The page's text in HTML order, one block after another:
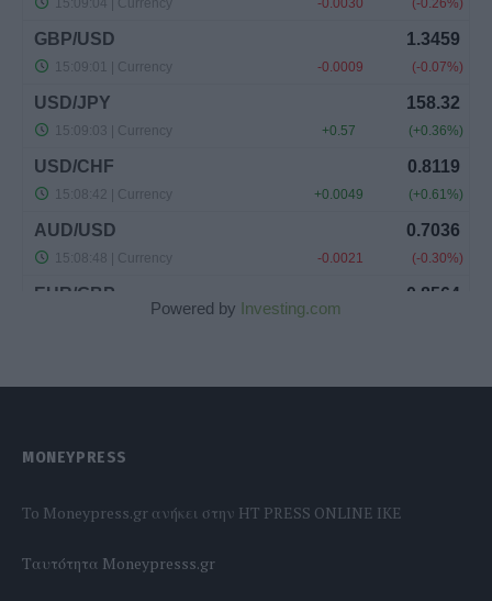
Powered by Investing.com
MONEYPRESS
To Moneypress.gr ανήκει στην HT PRESS ONLINE IKE
Tαυτότητα Moneypresss.gr